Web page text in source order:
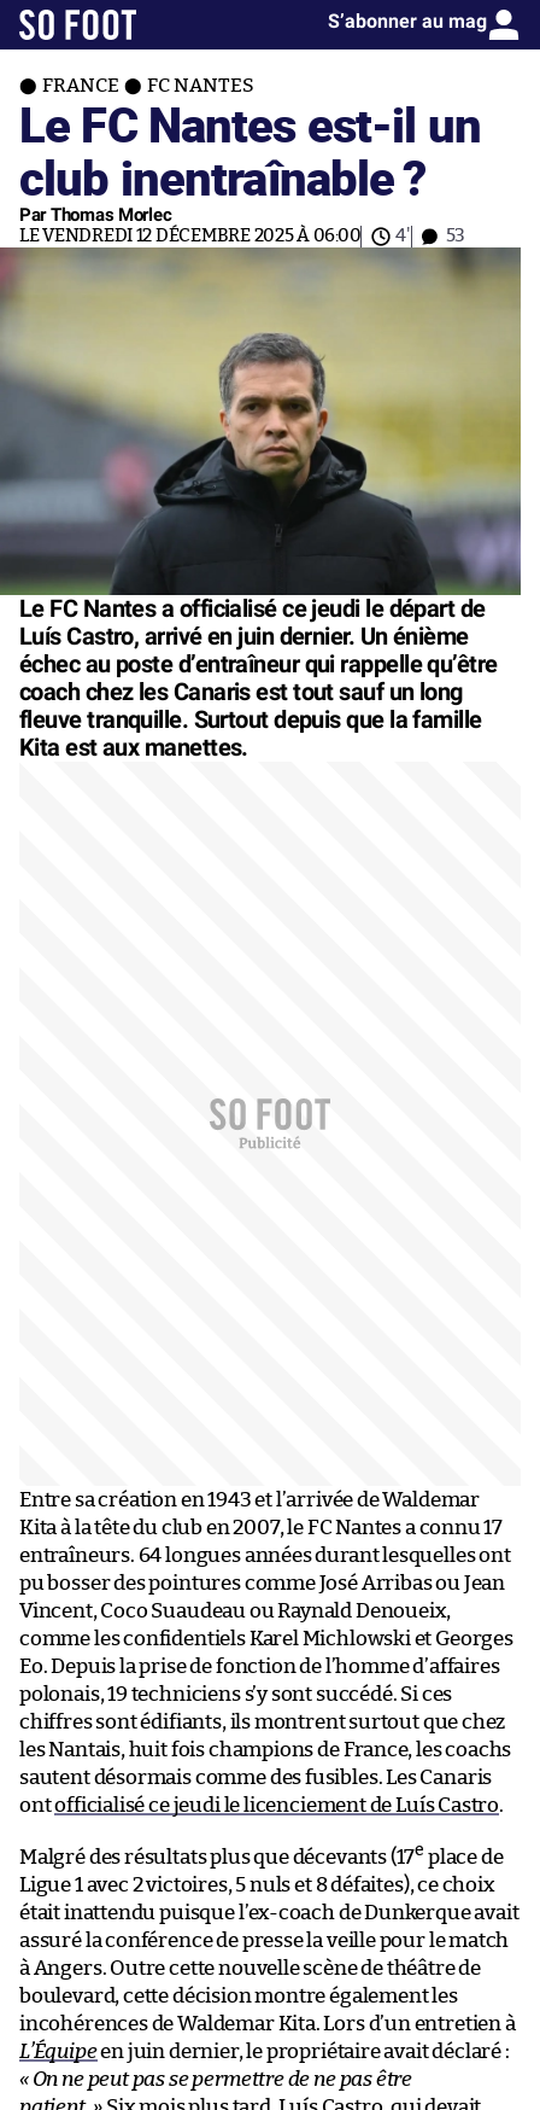
S’abonner au mag
FRANCE FC NANTES
Le FC Nantes est-il un
club inentraînable ?
Par Thomas Morlec
LE VENDREDI 12 DÉCEMBRE 2025 À 06:00 4' 53
Le FC Nantes a officialisé ce jeudi le départ de
Luís Castro, arrivé en juin dernier. Un énième
échec au poste d’entraîneur qui rappelle qu’être
coach chez les Canaris est tout sauf un long
fleuve tranquille. Surtout depuis que la famille
Kita est aux manettes.
Entre sa création en 1943 et l’arrivée de Waldemar
Kita à la tête du club en 2007, le FC Nantes a connu 17
entraîneurs. 64 longues années durant lesquelles ont
pu bosser des pointures comme José Arribas ou Jean
Vincent, Coco Suaudeau ou Raynald Denoueix,
comme les confidentiels Karel Michlowski et Georges
Eo. Depuis la prise de fonction de l’homme d’affaires
polonais, 19 techniciens s’y sont succédé. Si ces
chiffres sont édifiants, ils montrent surtout que chez
les Nantais, huit fois champions de France, les coachs
sautent désormais comme des fusibles. Les Canaris
ontofficialisé ce jeudi le licenciement de Luís Castro.
Malgré des résultats plus que décevants (17e place de
Ligue 1 avec 2 victoires, 5 nuls et 8 défaites), ce choix
était inattendu puisque l’ex-coach de Dunkerque avait
assuré la conférence de presse la veille pour le match
à Angers. Outre cette nouvelle scène de théâtre de
boulevard, cette décision montre également les
incohérences de Waldemar Kita. Lors d’un entretien à
L’Équipeen juin dernier, le propriétaire avait déclaré :
« On ne peut pas se permettre de ne pas être